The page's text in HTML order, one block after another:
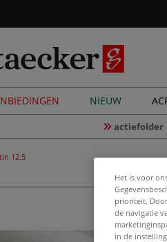
NIEUW
actiefolder
12.5
Het is voor
prioriteit.
de navigatie
in de